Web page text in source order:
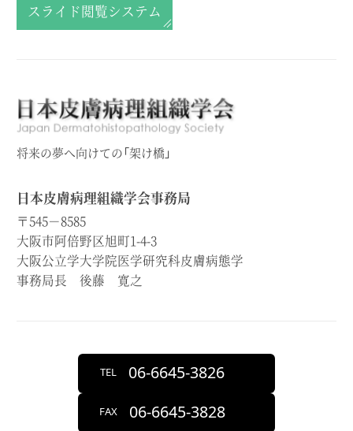
将来の夢へ向けての「架け橋」
日本皮膚病理組織学会事務局
〒545－8585
大阪市阿倍野区旭町1-4-3
大阪公立学大学院医学研究科皮膚病態学
事務局長 後藤 寛之
スライド閲覧システム
TEL 06-6645-3826
FAX 06-6645-3828